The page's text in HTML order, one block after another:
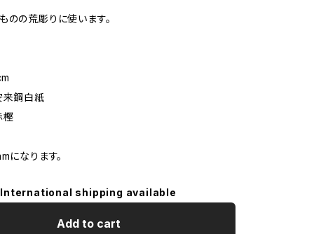
のの荒彫りに使います。
来鋼白紙
樫
なります。
International shipping available
Add to cart